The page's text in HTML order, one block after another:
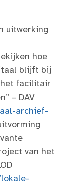
uitwerking
hoe
blijft bij
het facilitair
– DAV
archief-
van het